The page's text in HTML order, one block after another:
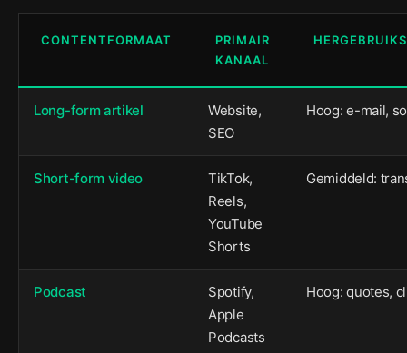
CONTENTFORMAAT
PRIMAIR
KANAAL
Long-form artikel
Website,
SEO
Hoog: e-mail,
Short-form video
TikTok,
Reels,
YouTube
Shorts
Gemiddeld:
Podcast
Spotify,
Apple
Podcasts
Hoog: quotes,